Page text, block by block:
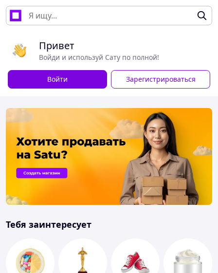
Привет
Войди и используй Сату по полной!
Войти Зарегистрироваться
Тебя заинтересует